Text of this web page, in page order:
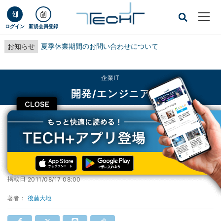
ログイン 新規会員登録
お知らせ 夏季休業期間のお問い合わせについて
CLOSE
企業IT
開発/エンジニア
TECH+ 企業IT
開発/エンジニア
Mac OS X版のJava 7、登場は数ヵ月後
Mac OS X版のJava 7、登場は数ヵ月後
掲載日2011/08/17 08:00
著者： 後藤大地